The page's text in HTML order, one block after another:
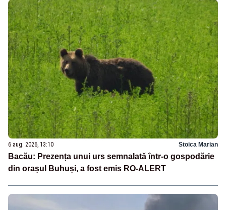
6 aug. 2026, 13:10 Stoica Marian
Bacău: Prezența unui urs semnalată într-o gospodărie
din orașul Buhuși, a fost emis RO-ALERT